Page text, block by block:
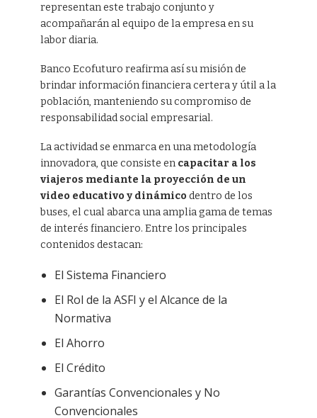
representan este trabajo conjunto y
acompañarán al equipo de la empresa en su
labor diaria.
Banco Ecofuturo reafirma así su misión de
brindar información financiera certera y útil a la
población, manteniendo su compromiso de
responsabilidad social empresarial.
La actividad se enmarca en una metodología
innovadora, que consiste en capacitar a los
viajeros mediante la proyección de un
video educativo y dinámico dentro de los
buses, el cual abarca una amplia gama de temas
de interés financiero. Entre los principales
contenidos destacan:
El Sistema Financiero
El Rol de la ASFI y el Alcance de la
Normativa
El Ahorro
El Crédito
Garantías Convencionales y No
Convencionales